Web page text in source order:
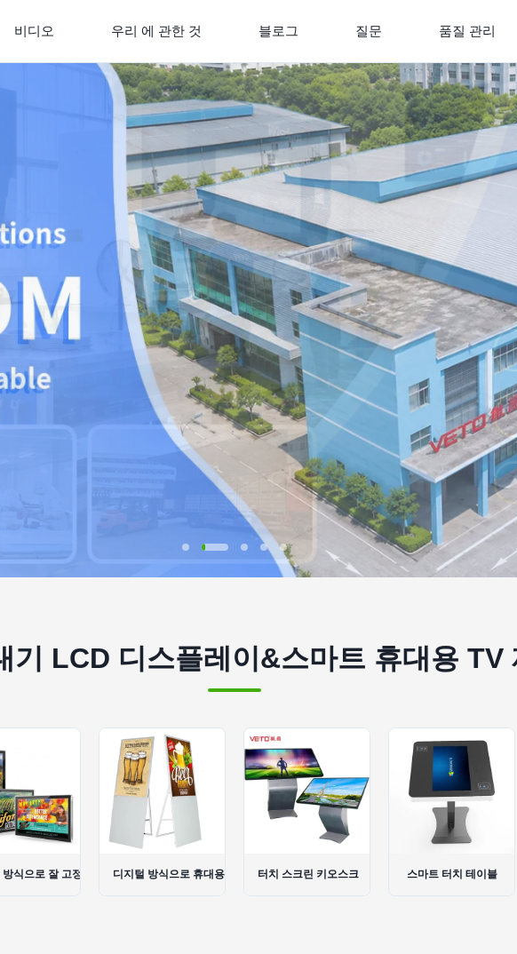
비디오 우리 에 관한 것 블로그 질문 품질 관리
기 LCD 디스플레이&스마트 휴대용 TV
식으로 휴대용 간판 터치 스크린 키오스크 스마트 터치 테이블 LCD 비디오 월